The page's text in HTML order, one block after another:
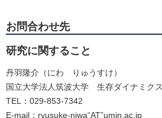
お問合わせ先
研究に関すること
丹羽隆介（にわ りゅうすけ）
国立大学法人筑波大学 生存ダイナミク
TEL：029-853-7342
E-mail：ryusuke-niwa“AT”umin.ac.jp